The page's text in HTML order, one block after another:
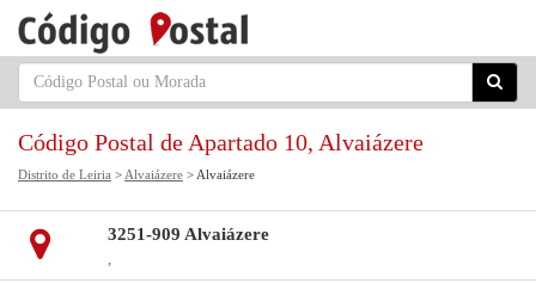
Código Postal de Apartado 10, Alvaiázere
Distrito de Leiria > Alvaiázere > Alvaiázere
3251-909 Alvaiázere
,